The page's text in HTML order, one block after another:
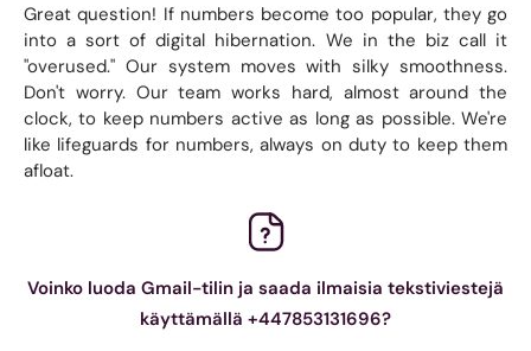
Great question! If numbers become too popular, they go
into a sort of digital hibernation. We in the biz call it
"overused." Our system moves with silky smoothness.
Don't worry. Our team works hard, almost around the
clock, to keep numbers active as long as possible. We're
like lifeguards for numbers, always on duty to keep them
afloat.
Voinko luoda Gmail-tilin ja saada ilmaisia ​​tekstiviestejä
käyttämällä +447853131696?